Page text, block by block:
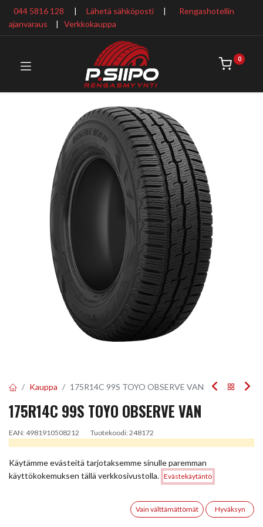
Hinta:
Lisää ostoskoriin
0
Toivelista
044 5816 128 | Lähetä sähköposti |
Rengashotellin
ajanvaraus
​ | Verkkokauppa
0
Kauppa 175R14C 99S TOYO OBSERVE VAN
175R14C 99S TOYO OBSERVE VAN
EAN:4981910508212 Tuotekoodi:248172
Käytämme evästeitä tarjotaksemme sinulle paremman
käyttökokemuksen tällä verkkosivustolla. Evästekäytäntö
Vain välttämättömät Hyväksyn